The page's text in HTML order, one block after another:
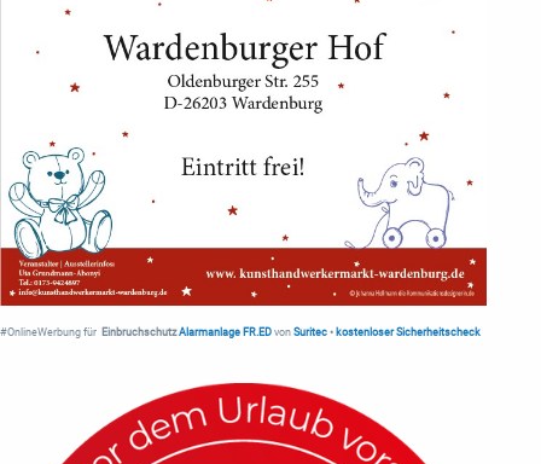
#OnlineWerbung für Einbruchschutz Alarmanlage FR.ED von Suritec • kostenloser Sicherheitscheck